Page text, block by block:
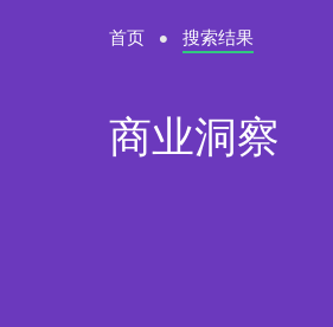
首页 搜索结果
商业洞察